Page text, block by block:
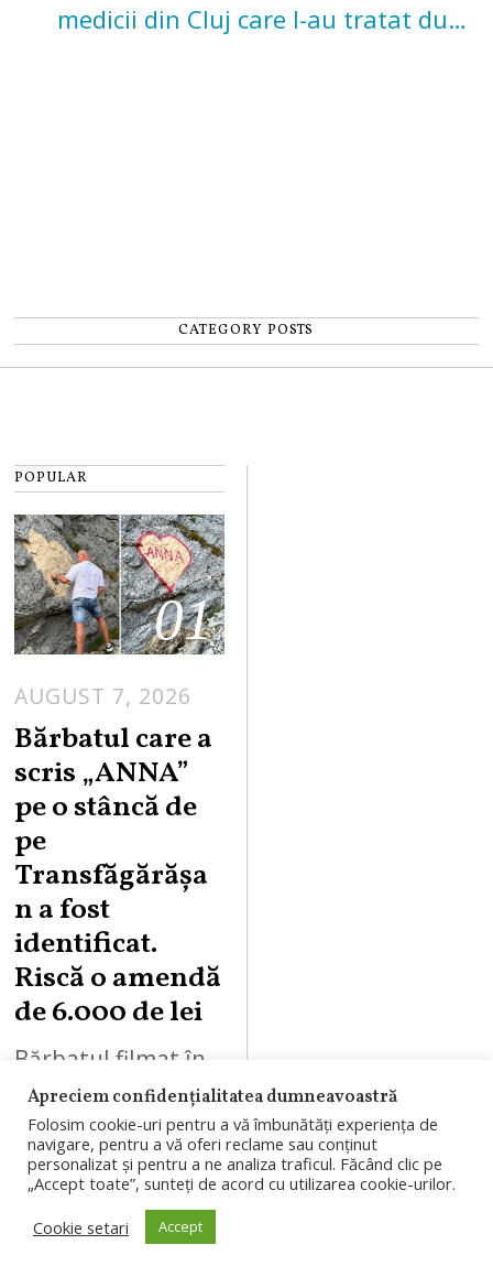
medicii din Cluj care l-au tratat după
CATEGORY POSTS
POPULAR
01
AUGUST 7, 2026
Bărbatul care a
scris „ANNA”
pe o stâncă de
pe
Transfăgărășa
n a fost
identificat.
Riscă o amendă
de 6.000 de lei
Bărbatul filmat în
timp ce scria
„ANNA” cu spray
pe o stâncă de pe
Transfăgărășan a
fost identificat de
Apreciem confidențialitatea dumneavoastră
Folosim cookie-uri pentru a vă îmbunătăți experiența de
navigare, pentru a vă oferi reclame sau conținut
personalizat și pentru a ne analiza traficul. Făcând clic pe
„Accept toate”, sunteți de acord cu utilizarea cookie-urilor.
Cookie setari
Accept